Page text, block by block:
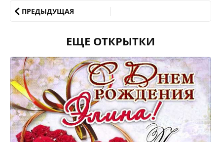
ПРЕДЫДУЩАЯ
ЕЩЕ ОТКРЫТКИ